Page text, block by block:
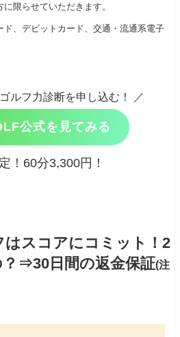
限らせていただきます。
、デビットカード、交通・流通系電子
ルフ力診断を申し込む！ ／
公式を見てみる
！60分3,300円！
スコアにコミット！2
⇒30日間の返金保証(注